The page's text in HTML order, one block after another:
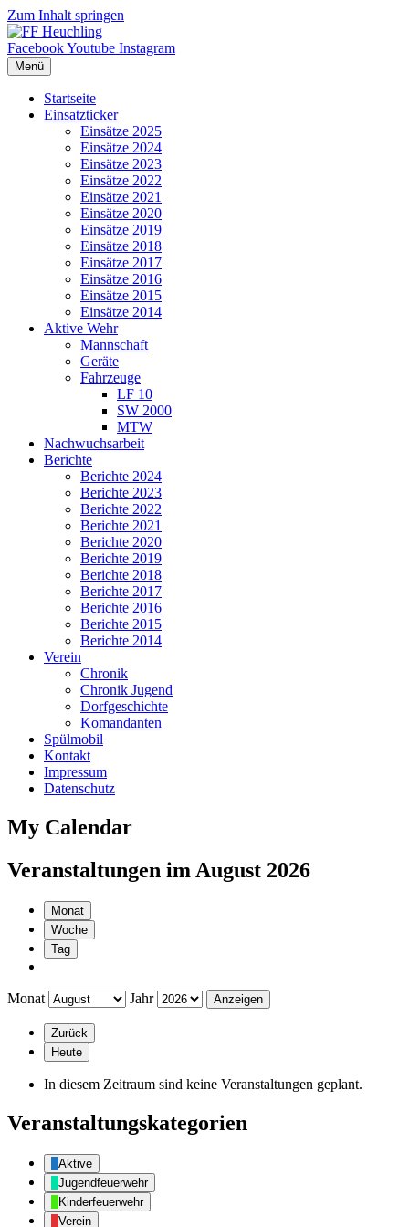
Zum Inhalt springen
FacebookYoutube Instagram
Menü
Startseite
Einsatzticker
Einsätze 2025
Einsätze 2024
Einsätze 2023
Einsätze 2022
Einsätze 2021
Einsätze 2020
Einsätze 2019
Einsätze 2018
Einsätze 2017
Einsätze 2016
Einsätze 2015
Einsätze 2014
Aktive Wehr
Mannschaft
Geräte
Fahrzeuge
LF 10
SW 2000
MTW
Nachwuchsarbeit
Berichte
Berichte 2024
Berichte 2023
Berichte 2022
Berichte 2021
Berichte 2020
Berichte 2019
Berichte 2018
Berichte 2017
Berichte 2016
Berichte 2015
Berichte 2014
Verein
Chronik
Chronik Jugend
Dorfgeschichte
Komandanten
Spülmobil
Kontakt
Impressum
Datenschutz
My Calendar
Veranstaltungen im August 2026
Monat
Woche
Tag
Monat Jahr
Zurück
Heute
In diesem Zeitraum sind keine Veranstaltungen geplant.
Veranstaltungskategorien
Aktive
Jugendfeuerwehr
Kinderfeuerwehr
Verein